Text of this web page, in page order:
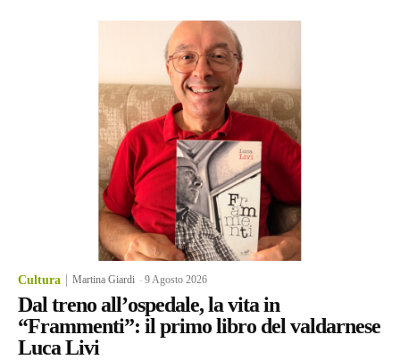
Cultura Martina Giardi -9 Agosto 2026
Dal treno all’ospedale, la vita in
“Frammenti”: il primo libro del valdarnese
Luca Livi